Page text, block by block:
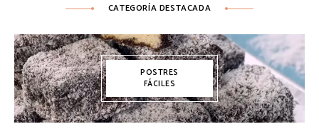
CATEGORÍA DESTACADA
POSTRES
FÁCILES